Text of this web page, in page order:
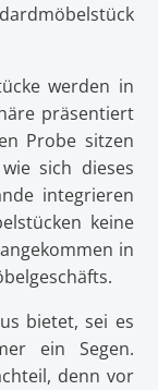
werden in
präsentiert
Probe sitzen
sich dieses
integrieren
keine
in
bietet, sei es
ein Segen.
denn vor